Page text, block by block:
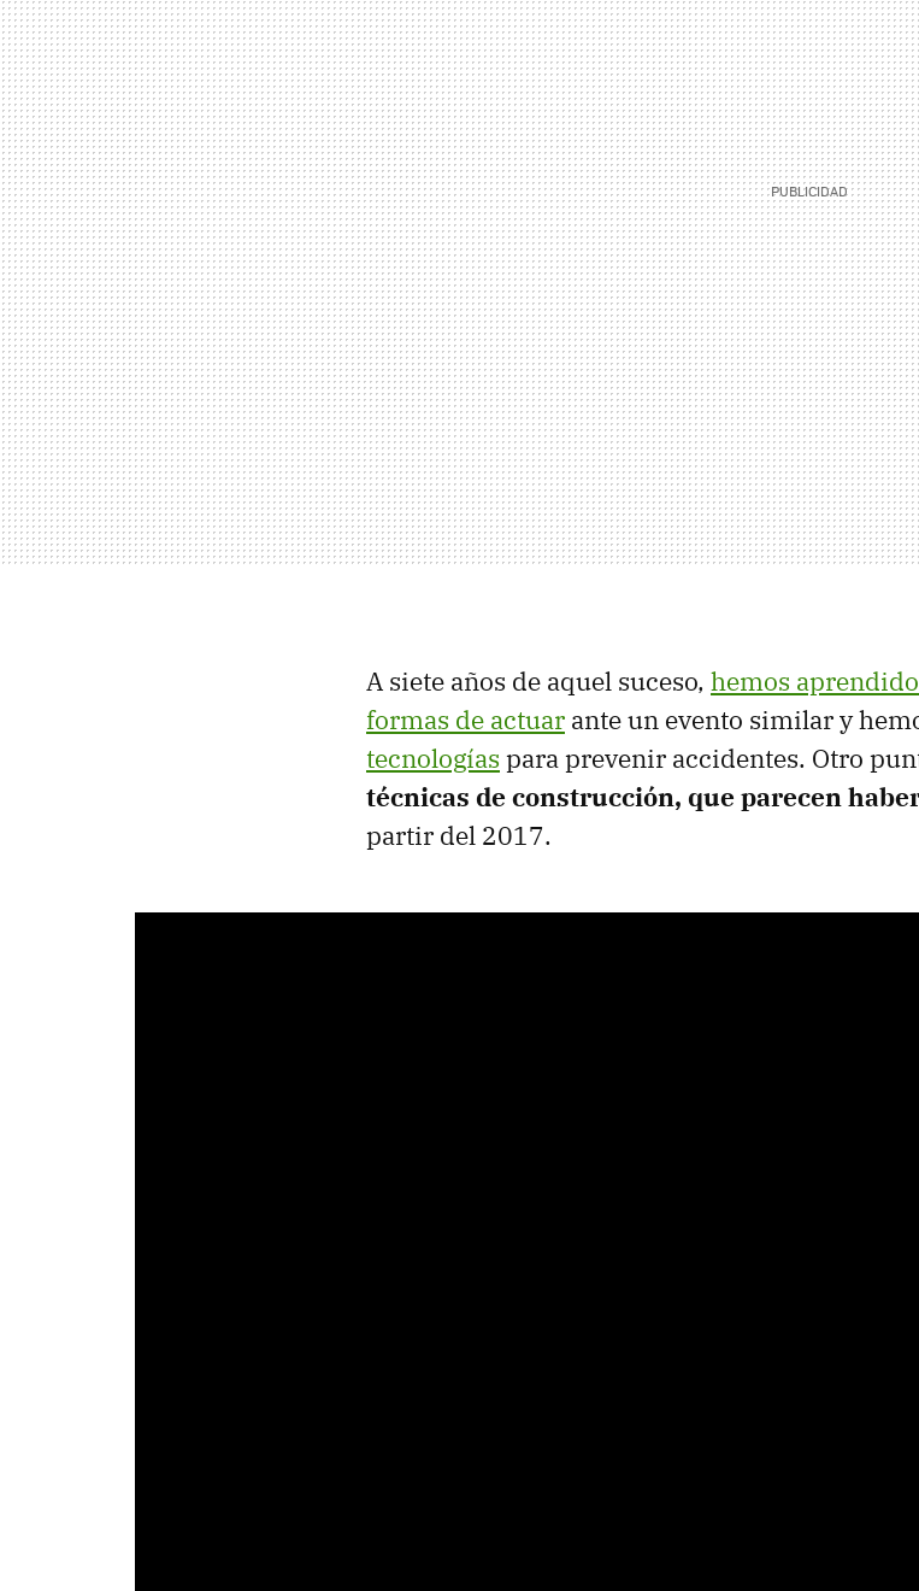
A siete años de aquel suceso, hemos
formas de actuar ante un evento similar y
tecnologías para prevenir accidentes. Otro
técnicas de construcción, que parecen
partir del 2017.